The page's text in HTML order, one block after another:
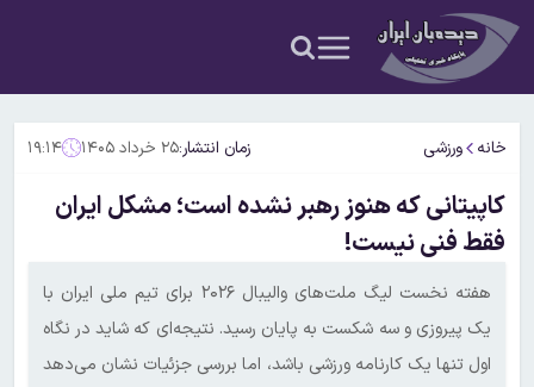
خانه ورزشی زمان انتشار:۲۵ خرداد ۱۴۰۵ ۱۹:۱۴
کاپیتانی که هنوز رهبر نشده است؛ مشکل ایران
فقط فنی نیست!
هفته نخست لیگ ملت‌های والیبال ۲۰۲۶ برای تیم ملی ایران با
یک پیروزی و سه شکست به پایان رسید. نتیجه‌ای که شاید در نگاه
اول تنها یک کارنامه ورزشی باشد، اما بررسی جزئیات نشان می‌دهد